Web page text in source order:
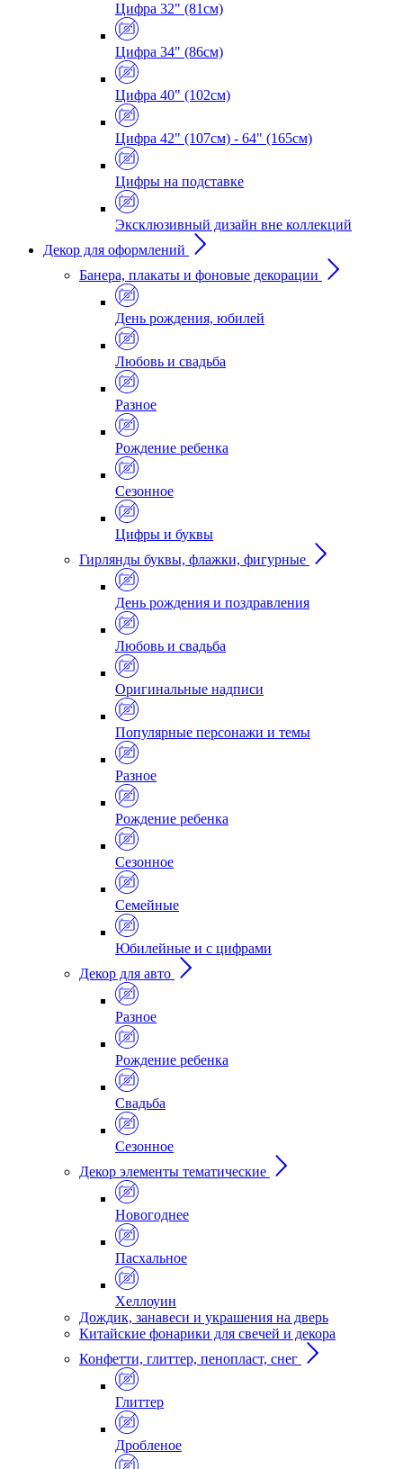
Цифра 32" (81см)
Цифра 34" (86см)
Цифра 40" (102см)
Цифра 42" (107см) - 64" (165см)
Цифры на подставке
Эксклюзивный дизайн вне коллекций
Декор для оформлений
Банера, плакаты и фоновые декорации
День рождения, юбилей
Любовь и свадьба
Разное
Рождение ребенка
Сезонное
Цифры и буквы
Гирлянды буквы, флажки, фигурные
День рождения и поздравления
Любовь и свадьба
Оригинальные надписи
Популярные персонажи и темы
Разное
Рождение ребенка
Сезонное
Семейные
Юбилейные и с цифрами
Декор для авто
Разное
Рождение ребенка
Свадьба
Сезонное
Декор элементы тематические
Новогоднее
Пасхальное
Хеллоуин
Дождик, занавеси и украшения на дверь
Китайские фонарики для свечей и декора
Конфетти, глиттер, пенопласт, снег
Глиттер
Дробленое